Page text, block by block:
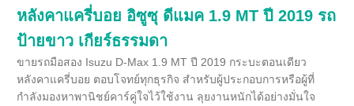
หลังคาแครี่บอย อิซูซุ ดีแมค 1.9 MT ปี 2019 รถ
ป้ายขาว เกียร์ธรรมดา
ขายรถมือสอง Isuzu D-Max 1.9 MT ปี 2019 กระบะตอนเดียว
หลังคาแครี่บอย ตอบโจทย์ทุกธุรกิจ สำหรับผู้ประกอบการหรือผู้ที่
กำลังมองหาพานิชย์คาร์คู่ใจไว้ใช้งาน ลุยงานหนักได้อย่างมั่นใจ